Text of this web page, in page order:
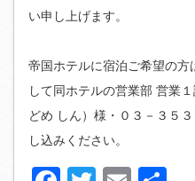
い申し上げます。
帝国ホテルに宿泊ご希望の方
して同ホテルの営業部 営業
どめ しん）様・０３－３５
し込みください。